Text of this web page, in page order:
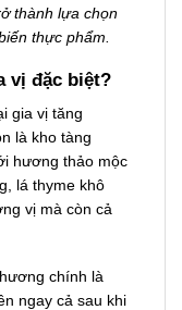
thành lựa chọn
thực phẩm.
vị đặc biệt?
gia vị tăng
là kho tàng
hương thảo mộc
lá thyme khô
vị mà còn cả
chính là
ngay cả sau khi